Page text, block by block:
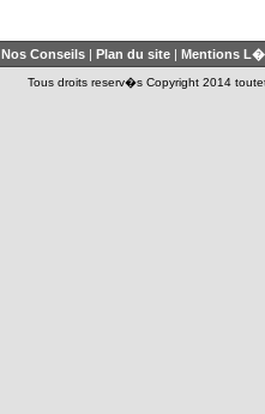
Nos Conseils| Plan du site| Mentions
Tous droits reserv�s Copyright 2014